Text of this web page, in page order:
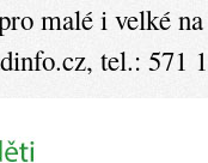
malé i velké
tel.: 571